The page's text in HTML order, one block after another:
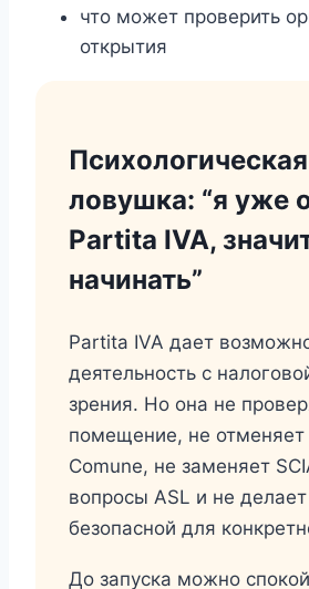
что может проверить
открытия
Психологическая
ловушка: “я уже
Partita IVA,
начинать”
Partita IVA дает
деятельность с
зрения. Но она не
помещение, не отменяет
Comune, не заменяет
вопросы ASL и не
безопасной для
До запуска можно